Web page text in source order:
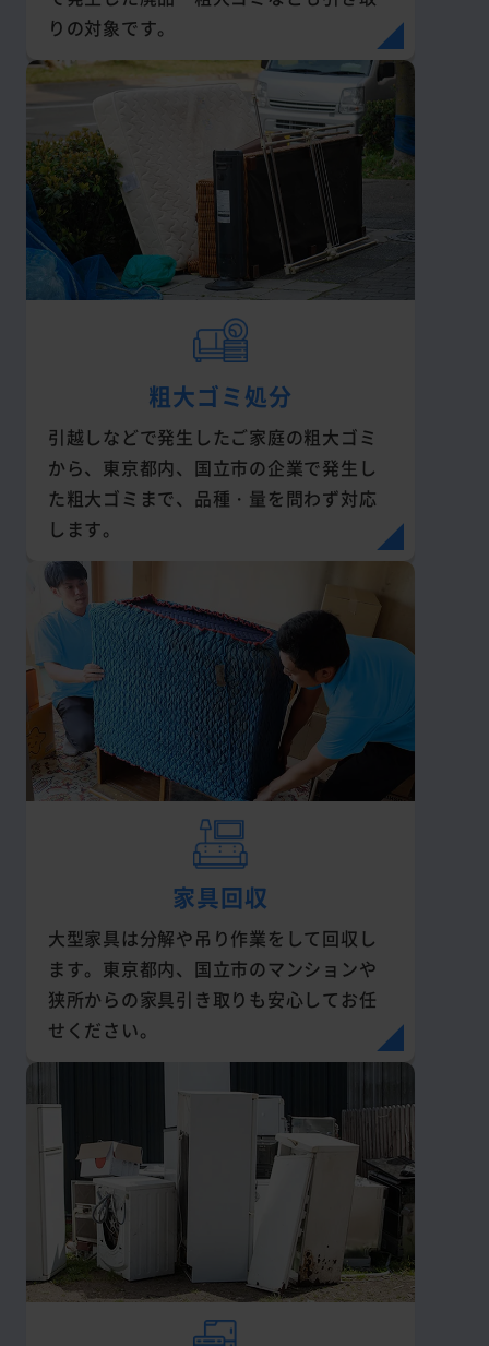
りの対象です。
粗大ゴミ処分
引越しなどで発生したご家庭の粗大ゴミ
から、東京都内、国立市の企業で発生し
た粗大ゴミまで、品種・量を問わず対応
します。
家具回収
大型家具は分解や吊り作業をして回収し
ます。東京都内、国立市のマンションや
狭所からの家具引き取りも安心してお任
せください。